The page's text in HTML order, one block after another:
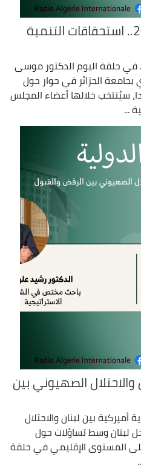
تشريعيات 2 جويلية 2026.. استحقاقات التنمية
في حلقة اليوم الدكتور موسى
بجامعة الجزائر في حوار حول
سيُنتخب خلالها أعضاء المجلس
...
والاحتلال الصهيوني بين
أميركية بين لبنان والاحتلال
لبنان وسط تساؤلات حول
المستوى الإقليمي في حلقة